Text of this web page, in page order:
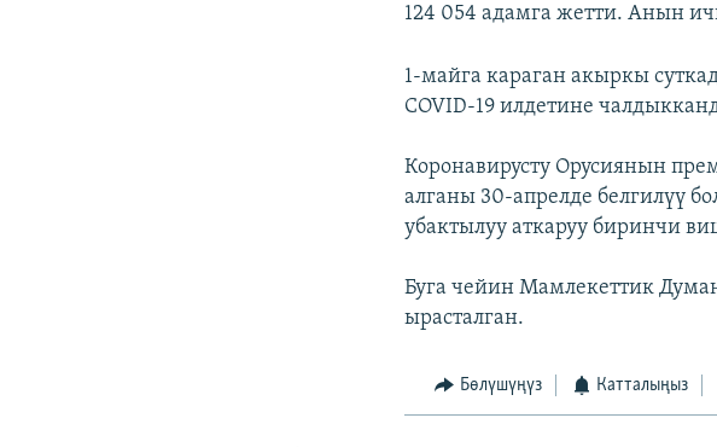
124 054 адамга жетти. Анын
1-майга караган акыркы
COVID-19 илдетине
Коронавирусту Орусиянын
алганы 30-апрелде белгилүү
убактылуу аткаруу биринчи
Буга чейин Мамлекеттик
ырасталган.
Бөлүшүңүз Катталыңыз